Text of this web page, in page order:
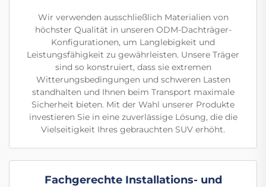
Wir verwenden ausschließlich Materialien von
höchster Qualität in unseren ODM-Dachträger-
Konfigurationen, um Langlebigkeit und
Leistungsfähigkeit zu gewährleisten. Unsere Träger
sind so konstruiert, dass sie extremen
Witterungsbedingungen und schweren Lasten
standhalten und Ihnen beim Transport maximale
Sicherheit bieten. Mit der Wahl unserer Produkte
investieren Sie in eine zuverlässige Lösung, die die
Vielseitigkeit Ihres gebrauchten SUV erhöht.
Fachgerechte Installations- und